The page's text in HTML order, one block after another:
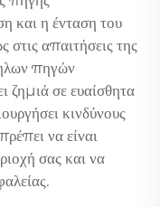
και η ένταση του
στις απαιτήσεις της
πηγών
ζημιά σε ευαίσθητα
κινδύνους
να είναι
σας και να